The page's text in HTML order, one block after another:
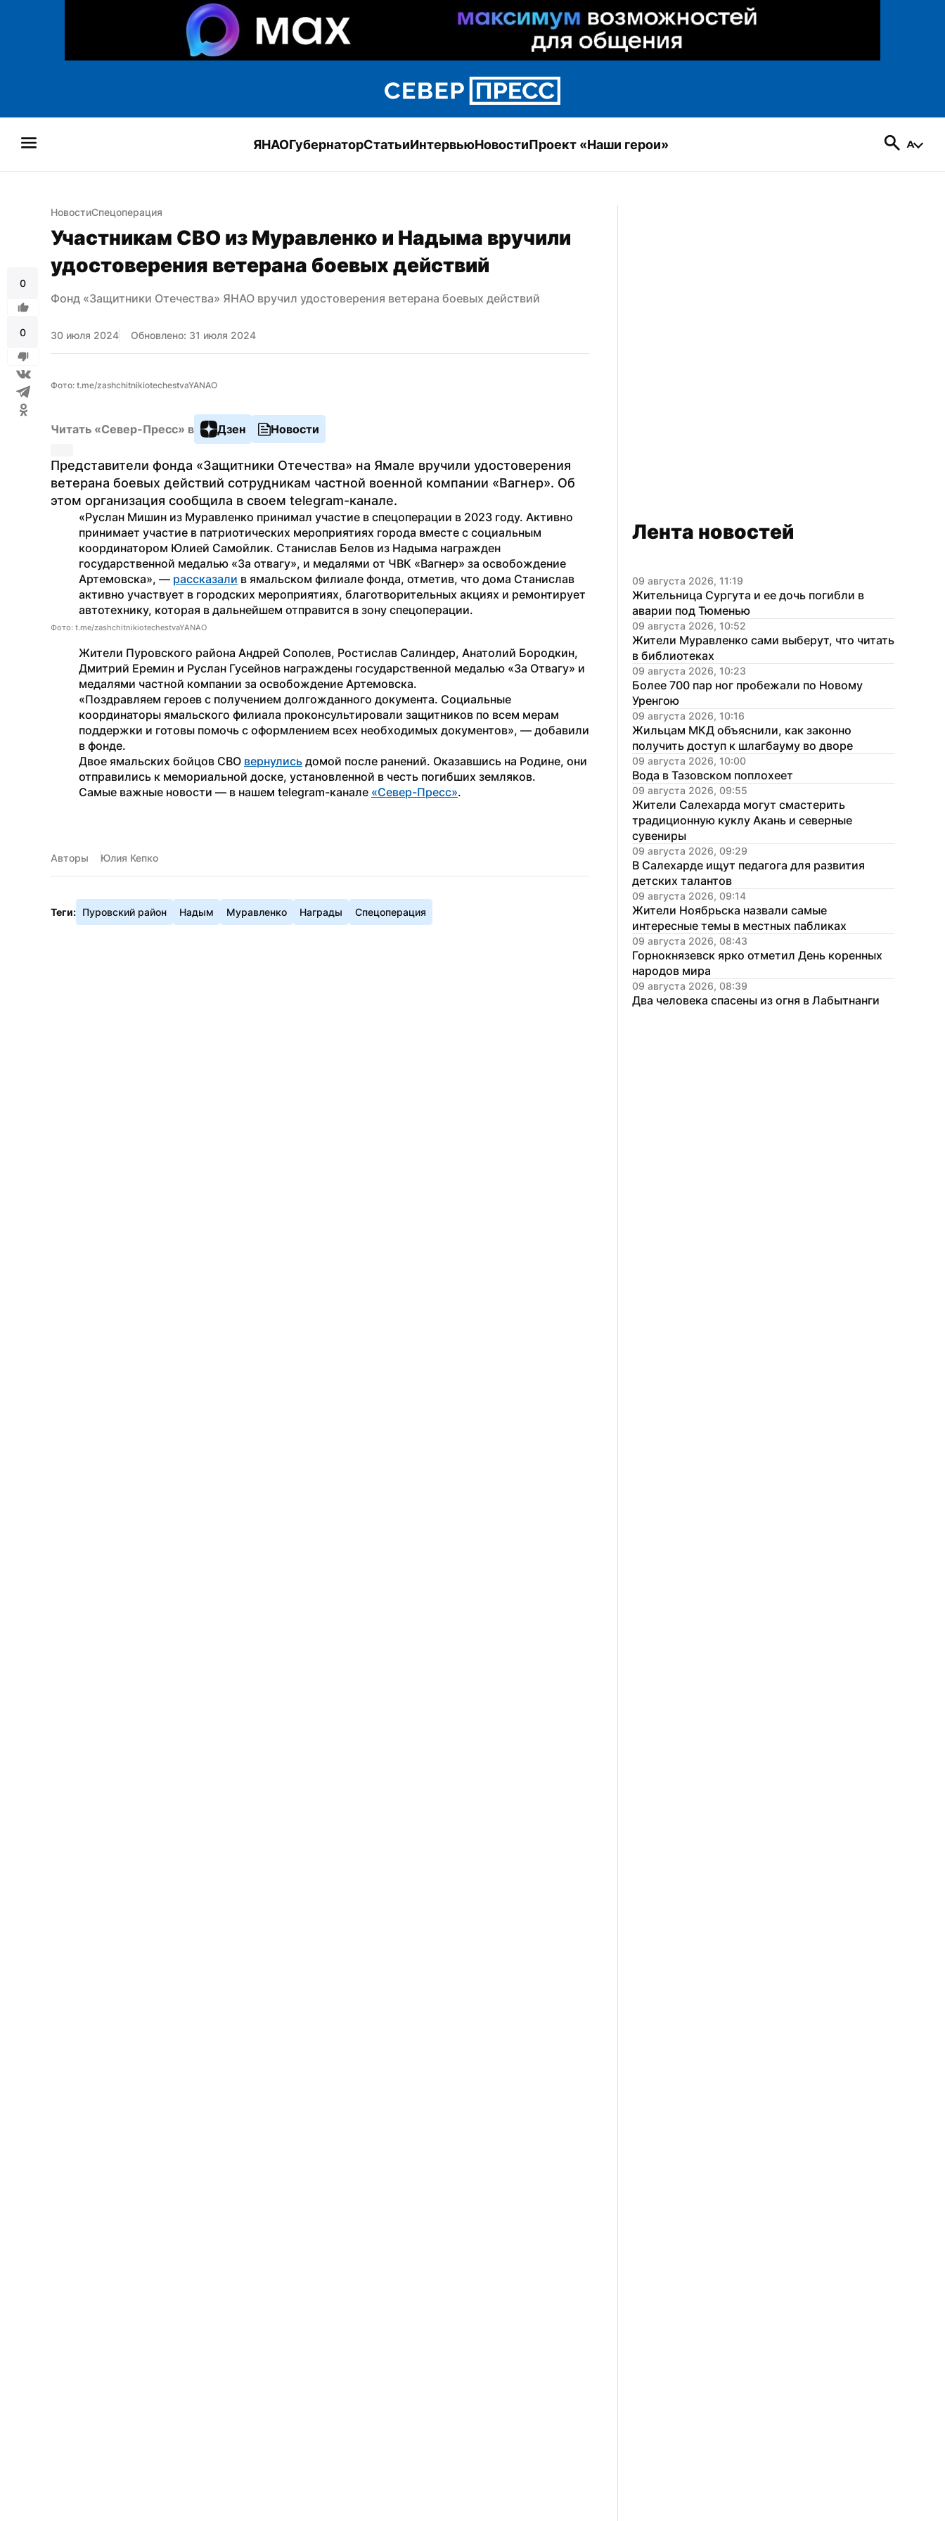
ЯНАОГубернаторСтатьиИнтервьюНовостиПроект «Наши герои»
0
0
НовостиСпецоперация
Участникам СВО из Муравленко и Надыма вручили
удостоверения ветерана боевых действий
Фонд «Защитники Отечества» ЯНАО вручил удостоверения ветерана боевых действий
30 июля 2024 Обновлено: 31 июля 2024
Фото: t.me/zashchitnikiotechestvaYANAO
Читать «Север-Пресс» в Дзен Новости
Представители фонда «Защитники Отечества» на Ямале вручили удостоверения
ветерана боевых действий сотрудникам частной военной компании «Вагнер». Об
этом организация сообщила в своем telegram-канале.
«Руслан Мишин из Муравленко принимал участие в спецоперации в 2023 году. Активно
принимает участие в патриотических мероприятиях города вместе с социальным
координатором Юлией Самойлик. Станислав Белов из Надыма награжден
государственной медалью «За отвагу», и медалями от ЧВК «Вагнер» за освобождение
Артемовска», — рассказали в ямальском филиале фонда, отметив, что дома Станислав
активно участвует в городских мероприятиях, благотворительных акциях и ремонтирует
автотехнику, которая в дальнейшем отправится в зону спецоперации.
Фото: t.me/zashchitnikiotechestvaYANAO
Жители Пуровского района Андрей Сополев, Ростислав Салиндер, Анатолий Бородкин,
Дмитрий Еремин и Руслан Гусейнов награждены государственной медалью «За Отвагу» и
медалями частной компании за освобождение Артемовска.
«Поздравляем героев с получением долгожданного документа. Социальные
координаторы ямальского филиала проконсультировали защитников по всем мерам
поддержки и готовы помочь с оформлением всех необходимых документов», — добавили
в фонде.
Двое ямальских бойцов СВО вернулись домой после ранений. Оказавшись на Родине, они
отправились к мемориальной доске, установленной в честь погибших земляков.
Самые важные новости — в нашем telegram-канале «Север-Пресс».
Авторы Юлия Кепко
Теги: Пуровский район Надым Муравленко Награды Спецоперация
Лента новостей
09 августа 2026, 11:19
Жительница Сургута и ее дочь погибли в
аварии под Тюменью
09 августа 2026, 10:52
Жители Муравленко сами выберут, что читать
в библиотеках
09 августа 2026, 10:23
Более 700 пар ног пробежали по Новому
Уренгою
09 августа 2026, 10:16
Жильцам МКД объяснили, как законно
получить доступ к шлагбауму во дворе
09 августа 2026, 10:00
Вода в Тазовском поплохеет
09 августа 2026, 09:55
Жители Салехарда могут смастерить
традиционную куклу Акань и северные
сувениры
09 августа 2026, 09:29
В Салехарде ищут педагога для развития
детских талантов
09 августа 2026, 09:14
Жители Ноябрьска назвали самые
интересные темы в местных пабликах
09 августа 2026, 08:43
Горнокнязевск ярко отметил День коренных
народов мира
09 августа 2026, 08:39
Два человека спасены из огня в Лабытнанги